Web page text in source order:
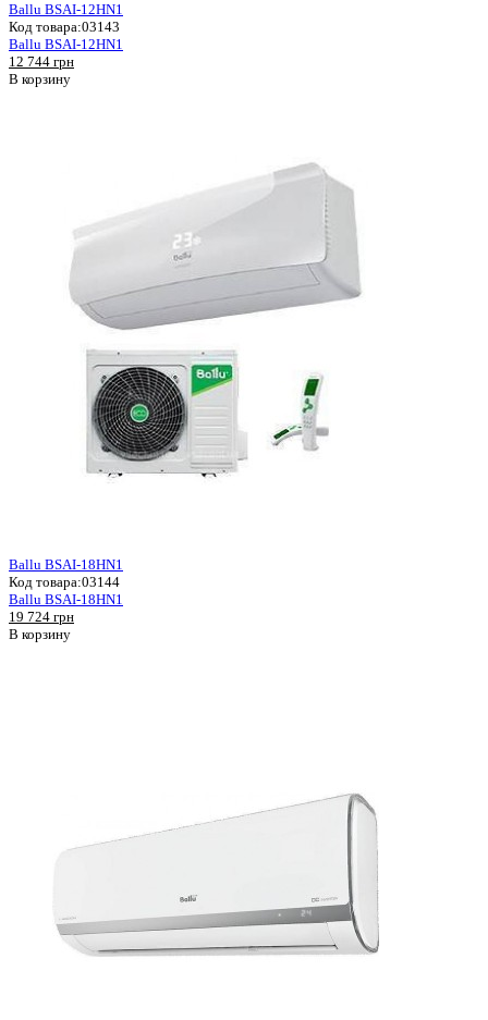
Ballu BSAI-12HN1
Код товара:03143
Ballu BSAI-12HN1
12 744 грн
В корзину
Ballu BSAI-18HN1
Код товара:03144
Ballu BSAI-18HN1
19 724 грн
В корзину